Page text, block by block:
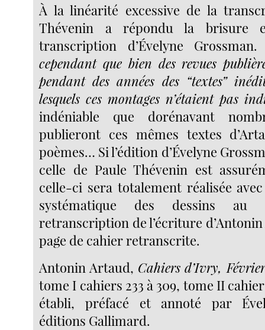
À la linéarité excessive de la
Thévenin a répondu la brisure
transcription d’Évelyne
cependant que bien des revues
pendant des années des “textes”
lesquels ces montages n’étaient pas
indéniable que dorénavant
publieront ces mêmes textes
poèmes… Si l’édition d’Évelyne
celle de Paule Thévenin est
celle-ci sera totalement réalisée
systématique des dessins
retranscription de l’écriture
page de cahier retranscrite.
Antonin Artaud, Cahiers d’Ivry,
tome I cahiers 233 à 309, tome II
établi, préfacé et annoté par
éditions Gallimard.